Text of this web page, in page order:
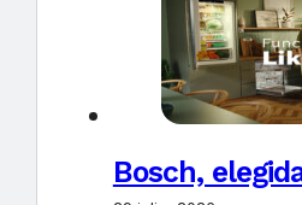
Bosch,